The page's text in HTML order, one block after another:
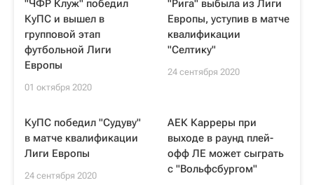
"ЧФР Клуж" победил
КуПС и вышел в
групповой этап
футбольной Лиги
Европы
01 октября 2020
"Рига" выбыла из Лиги
Европы, уступив в матче
квалификации
"Селтику"
24 сентября 2020
КуПС победил "Судуву"
в матче квалификации
Лиги Европы
24 сентября 2020
АЕК Карреры при
выходе в раунд плей-
офф ЛЕ может сыграть
с "Вольфсбургом"